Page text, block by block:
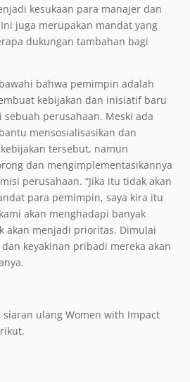
kesukaan para manajer dan
juga merupakan mandat yang
dukungan tambahan bagi
bahwa pemimpin adalah
kebijakan dan inisiatif baru
perusahaan. Meski ada
mensosialisasikan dan
tersebut, namun
dan mengimplementasikannya
perusahaan. “Jika itu tidak akan
para pemimpin, saya kira itu
akan menghadapi banyak
akan menjadi prioritas. Dimulai
keyakinan pribadi mereka akan
siaran ulang Women with Impact